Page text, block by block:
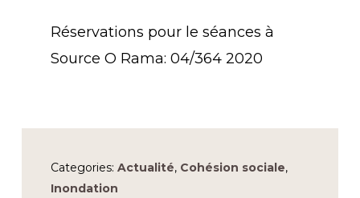
Réservations pour le séances à
Source O Rama: 04/364 2020
Categories: Actualité, Cohésion sociale,
Inondation